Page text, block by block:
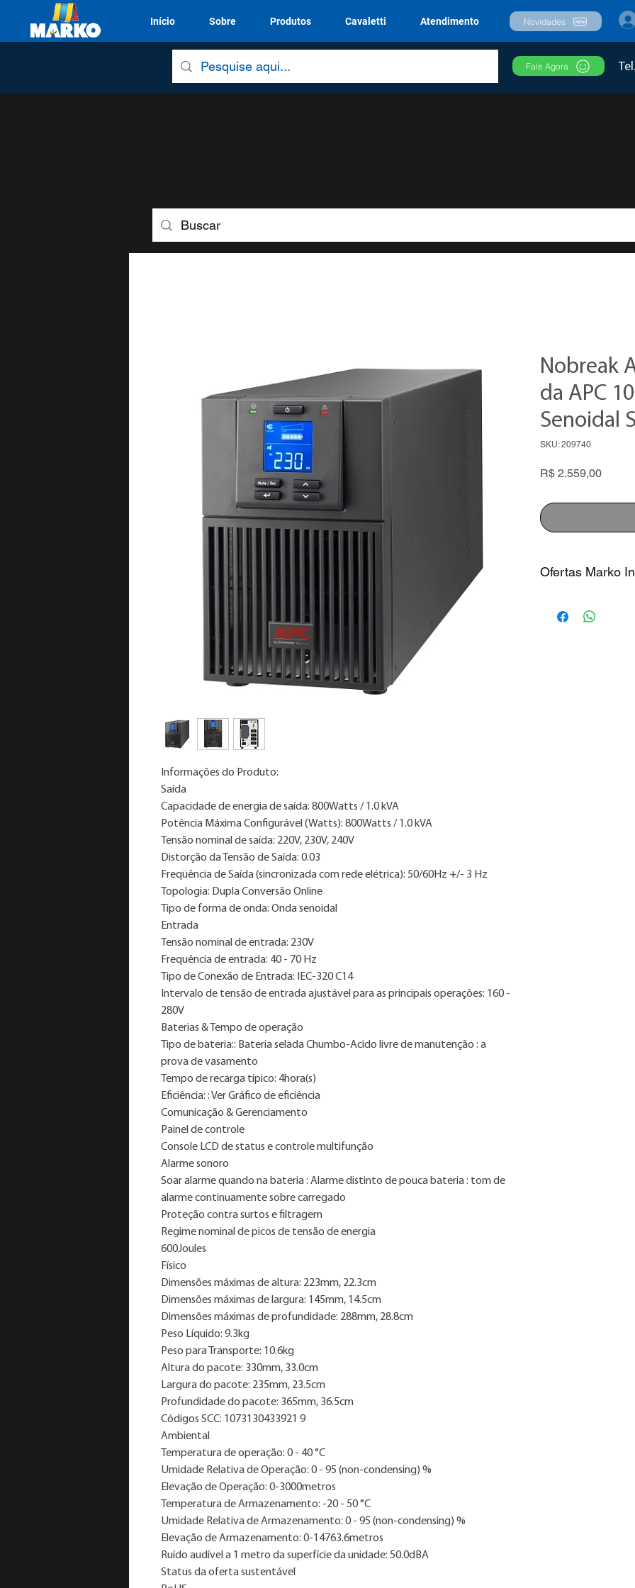
Início Sobre Produtos Cavaletti Atendimento Novidades
Fale Agora
Informações do Produto:
Saída
Capacidade de energia de saída: 800Watts / 1.0 kVA
Potência Máxima Configurável (Watts): 800Watts / 1.0 kVA
Tensão nominal de saída: 220V, 230V, 240V
Distorção da Tensão de Saída: 0.03
Freqüência de Saída (sincronizada com rede elétrica): 50/60Hz +/- 3 Hz
Topologia: Dupla Conversão Online
Tipo de forma de onda: Onda senoidal
Entrada
Tensão nominal de entrada: 230V
Frequência de entrada: 40 - 70 Hz
Tipo de Conexão de Entrada: IEC-320 C14
Intervalo de tensão de entrada ajustável para as principais operações: 160 -
280V
Baterias & Tempo de operação
Tipo de bateria:: Bateria selada Chumbo-Acido livre de manutenção : a
prova de vasamento
Tempo de recarga típico: 4hora(s)
Eficiência: : Ver Gráfico de eficiência
Comunicação & Gerenciamento
Painel de controle
Console LCD de status e controle multifunção
Alarme sonoro
Soar alarme quando na bateria : Alarme distinto de pouca bateria : tom de
alarme continuamente sobre carregado
Proteção contra surtos e filtragem
Regime nominal de picos de tensão de energia
600Joules
Físico
Dimensões máximas de altura: 223mm, 22.3cm
Dimensões máximas de largura: 145mm, 14.5cm
Dimensões máximas de profundidade: 288mm, 28.8cm
Peso Líquido: 9.3kg
Peso para Transporte: 10.6kg
Altura do pacote: 330mm, 33.0cm
Largura do pacote: 235mm, 23.5cm
Profundidade do pacote: 365mm, 36.5cm
Códigos SCC: 1073130433921 9
Ambiental
Temperatura de operação: 0 - 40 °C
Umidade Relativa de Operação: 0 - 95 (non-condensing) %
Elevação de Operação: 0-3000metros
Temperatura de Armazenamento: -20 - 50 °C
Umidade Relativa de Armazenamento: 0 - 95 (non-condensing) %
Elevação de Armazenamento: 0-14763.6metros
Ruído audível a 1 metro da superfície da unidade: 50.0dBA
Status da oferta sustentável
Nobreak
da APC
Senoidal
SKU: 209740
R$ 2.559,00Preço
Ofertas Marko
2. Consulte nossos